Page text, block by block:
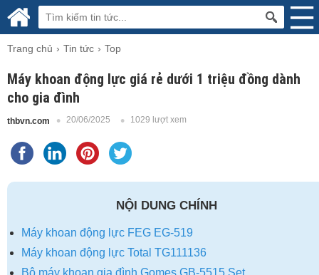
Trang chủ Tin tức Top
Máy khoan động lực giá rẻ dưới 1 triệu đồng dành
cho gia đình
thbvn.com 20/06/2025 1029 lượt xem
NỘI DUNG CHÍNH
Máy khoan động lực FEG EG-519
Máy khoan động lực Total TG111136
Bộ máy khoan gia đình Gomes GB-5515 Set